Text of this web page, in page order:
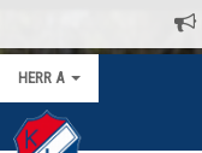
HERR A